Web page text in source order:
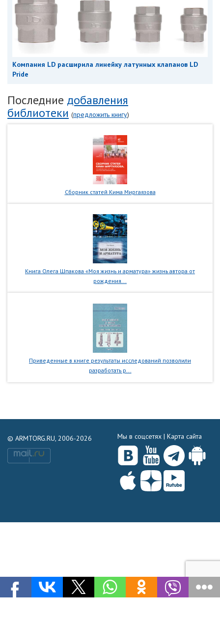
Компания LD расширила линейку латунных клапанов LD
Pride
Последние добавления
библиотеки (предложить книгу)
Сборник статей Кима Миргаязова
Книга Олега Шпакова «Моя жизнь и арматура» жизнь автора от
рождения...
Приведенные в книге результаты исследований позволили
разработать р...
© ARMTORG.RU, 2006-2026 Мы в соцсетях | Карта сайта